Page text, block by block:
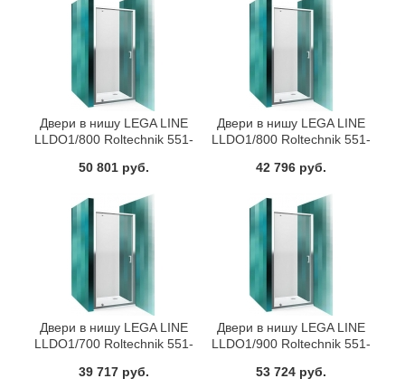
Двери в нишу LEGA LINE
LLDO1/800 Roltechnik 551-
50 801 руб.
Двери в нишу LEGA LINE
LLDO1/800 Roltechnik 551-
42 796 руб.
Двери в нишу LEGA LINE
LLDO1/700 Roltechnik 551-
39 717 руб.
Двери в нишу LEGA LINE
LLDO1/900 Roltechnik 551-
53 724 руб.